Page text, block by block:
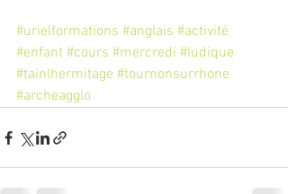
#urielformations #anglais #activité
#enfant #cours #mercredi #ludique
#tainlhermitage #tournonsurrhone
#archeagglo